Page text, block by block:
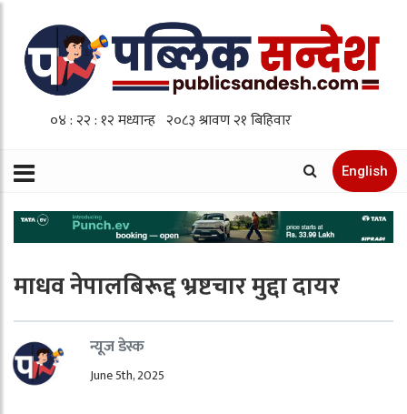
English
माधव नेपालबिरूद्द भ्रष्टचार मुद्दा दायर
न्यूज डेस्क
June 5th, 2025